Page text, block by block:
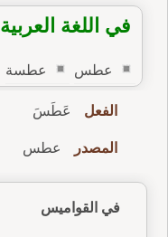
في اللغة العربية
عطس عطسة
الفعل عَطَسَ
المصدر عطس
في القواميس